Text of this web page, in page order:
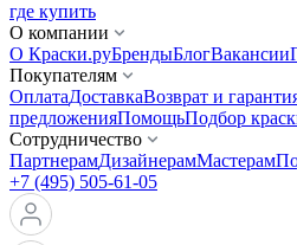
где купить
О компании
О Краски.руБрендыБлогВакансии
Покупателям
ОплатаДоставкаВозврат и
предложенияПомощьПодбор
Сотрудничество
ПартнерамДизайнерамМастерам
+7 (495) 505-61-05